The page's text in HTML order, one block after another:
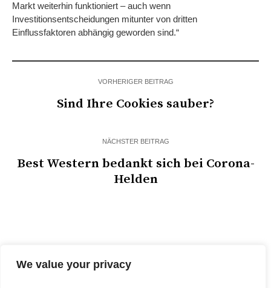
We value your privacy
Markt weiterhin funktioniert – auch wenn
Investitionsentscheidungen mitunter von dritten
Einflussfaktoren abhängig geworden sind.“
VORHERIGER BEITRAG
Sind Ihre Cookies sauber?
NÄCHSTER BEITRAG
Best Western bedankt sich bei Corona-
Helden